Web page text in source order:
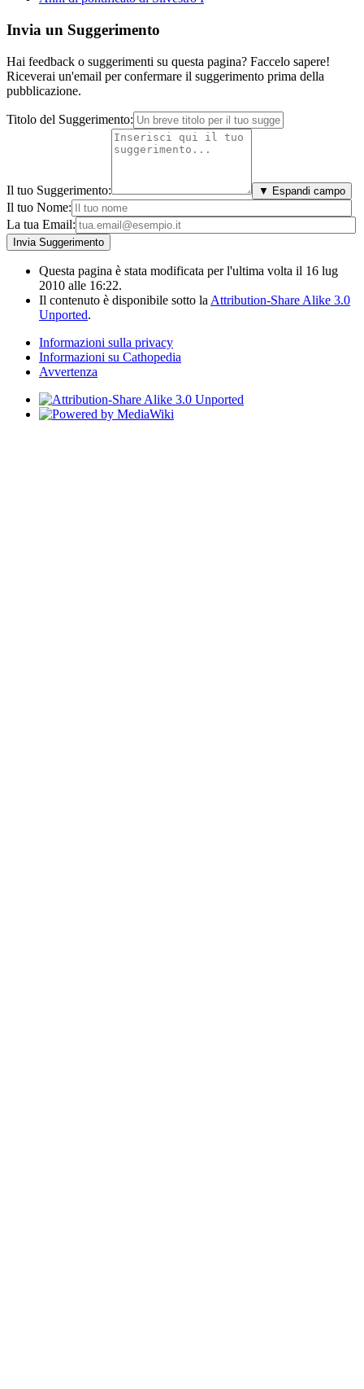
Invia un Suggerimento
Hai feedback o suggerimenti su questa pagina? Faccelo sapere!
Riceverai un'email per confermare il suggerimento prima della
pubblicazione.
Titolo del Suggerimento:
Il tuo Suggerimento: ▼ Espandi campo
Il tuo Nome:
La tua Email:
Questa pagina è stata modificata per l'ultima volta il 16 lug
2010 alle 16:22.
Il contenuto è disponibile sotto la Attribution-Share Alike 3.0
Unported.
Informazioni sulla privacy
Informazioni su Cathopedia
Avvertenza